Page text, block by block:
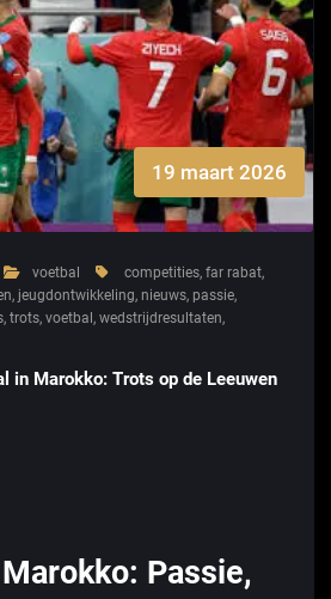
19 maart 2026
voetbal competities, far rabat,
, jeugdontwikkeling, nieuws, passie,
, trots, voetbal , wedstrijdresultaten,
in Marokko: Trots op de Leeuwen
Passie,